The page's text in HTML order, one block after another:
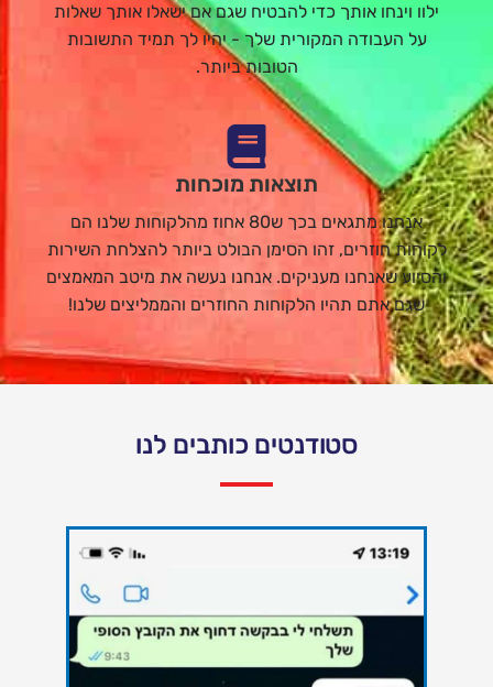
ילוו וינחו אותך כדי להבטיח שגם אם ישאלו אותך שאלות
על העבודה המקורית שלך - יהיו לך תמיד התשובות
הטובות ביותר.
תוצאות מוכחות
אנחנו מתגאים בכך ש80 אחוז מהלקוחות שלנו הם
לקוחות חוזרים, זהו הסימן הבולט ביותר להצלחת השירות
והסיוע שאנחנו מעניקים. אנחנו נעשה את מיטב המאמצים
שגם אתם תהיו הלקוחות החוזרים והממליצים שלנו!
סטודנטים כותבים לנו